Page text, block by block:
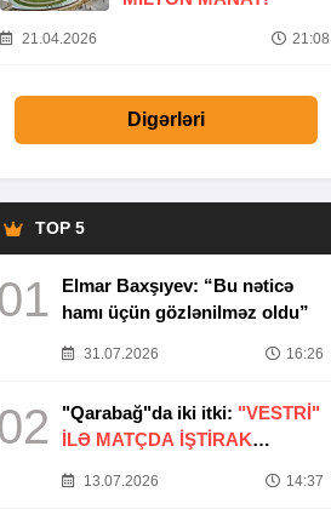
21.04.2026 21:08
Digərləri
TOP 5
Elmar Baxşıyev: “Bu nəticə
hamı üçün gözlənilməz oldu”
31.07.2026 16:26
"Qarabağ"da iki itki: "VESTRİ"
İLƏ MATÇDA İŞTİRAK
13.07.2026 14:37